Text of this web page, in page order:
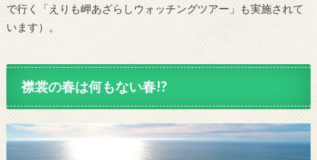
で行く「えりも岬あざらしウォッチングツアー」も実施されて
います）。
襟裳の春は何もない春!?